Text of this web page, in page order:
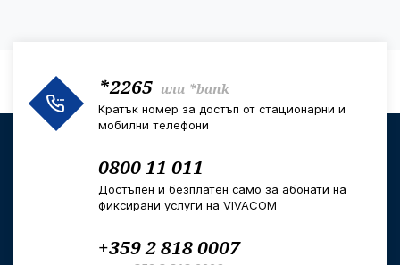
*2265 или *bank
Кратък номер за достъп от стационарни и
мобилни телефони
0800 11 011
Достъпен и безплатен само за абонати на
фиксирани услуги на VIVACOM
+359 2 818 0007